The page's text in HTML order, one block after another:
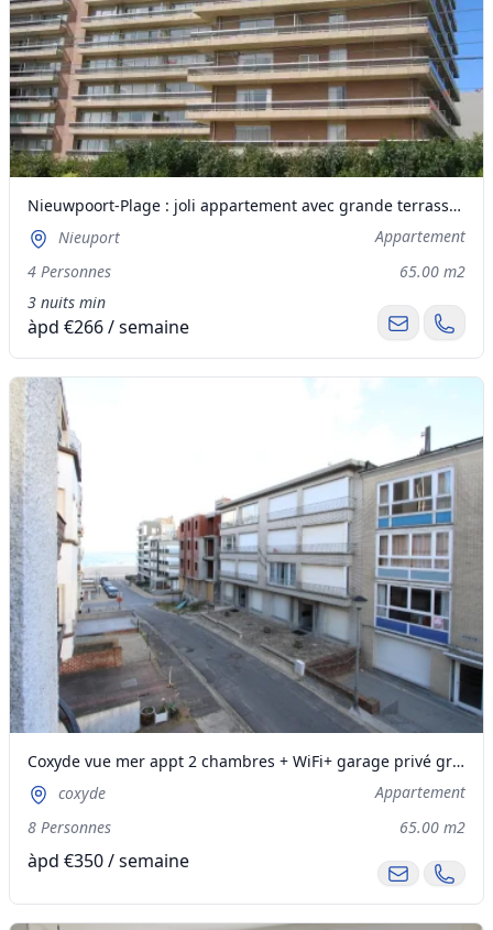
Nieuwpoort-Plage : joli appartement avec grande terrasse ensoleillée.
Nieuport
Appartement
4 Personnes
65.00 m2
3 nuits min
àpd €266 / semaine
Coxyde vue mer appt 2 chambres + WiFi+ garage privé gratuit
coxyde
Appartement
8 Personnes
65.00 m2
àpd €350 / semaine